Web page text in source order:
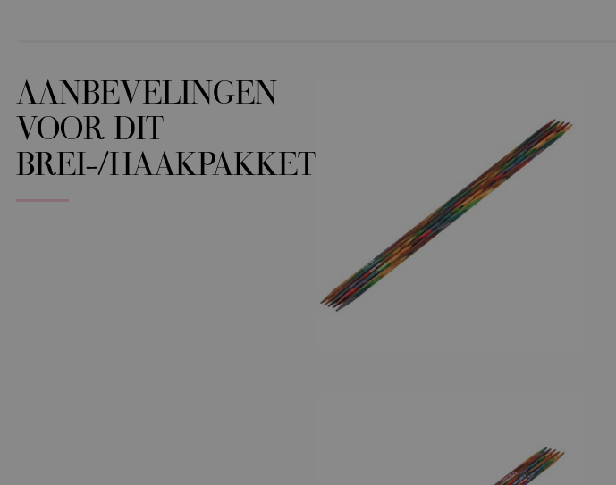
AANBEVELINGEN
VOOR DIT
BREI-/HAAKPAKKET